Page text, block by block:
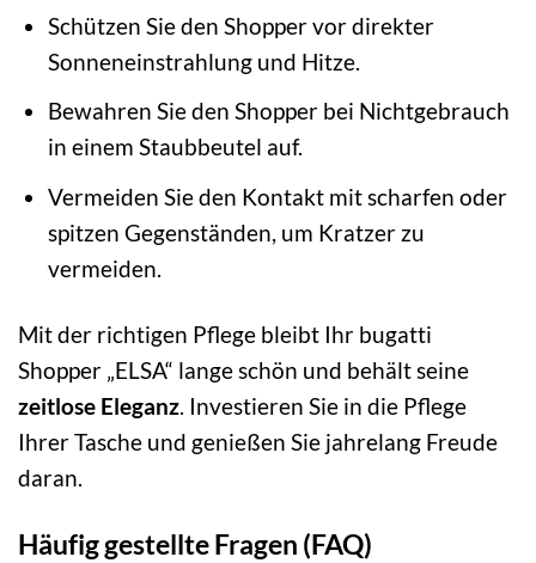
Schützen Sie den Shopper vor direkter
Sonneneinstrahlung und Hitze.
Bewahren Sie den Shopper bei Nichtgebrauch
in einem Staubbeutel auf.
Vermeiden Sie den Kontakt mit scharfen oder
spitzen Gegenständen, um Kratzer zu
vermeiden.
Mit der richtigen Pflege bleibt Ihr bugatti
Shopper „ELSA“ lange schön und behält seine
zeitlose Eleganz. Investieren Sie in die Pflege
Ihrer Tasche und genießen Sie jahrelang Freude
daran.
Häufig gestellte Fragen (FAQ)